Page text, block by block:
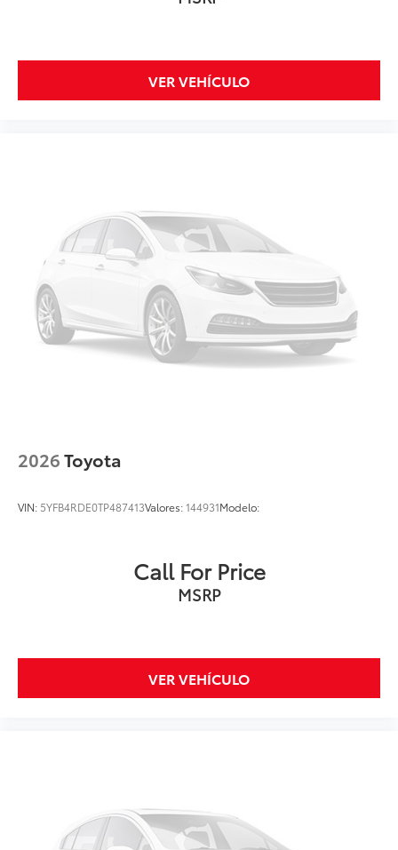
VER VEHÍCULO
2026Toyota
VIN: 5YFB4RDE0TP487413Valores:144931Modelo:
Call For Price
MSRP
VER VEHÍCULO